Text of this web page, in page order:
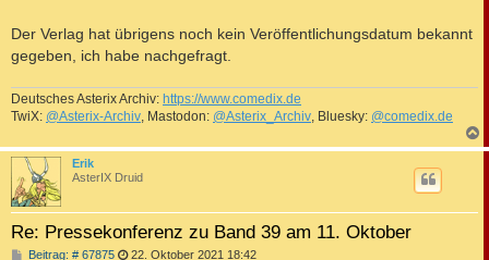
Der Verlag hat übrigens noch kein Veröffentlichungsdatum bekannt
gegeben, ich habe nachgefragt.
Deutsches Asterix Archiv: https://www.comedix.de
TwiX: @Asterix-Archiv, Mastodon: @Asterix_Archiv, Bluesky: @comedix.de
a
Erik
AsterIX Druid
Re: Pressekonferenz zu Band 39 am 11. Oktober
Beitrag: # 67875B 22. Oktober 2021 18:42